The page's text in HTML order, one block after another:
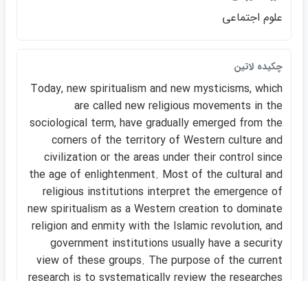
علوم اجتماعي
چكيده لاتين
Today, new spiritualism and new mysticisms, which
are called new religious movements in the
sociological term, have gradually emerged from the
corners of the territory of Western culture and
civilization or the areas under their control since
the age of enlightenment. Most of the cultural and
religious institutions interpret the emergence of
new spiritualism as a Western creation to dominate
religion and enmity with the Islamic revolution, and
government institutions usually have a security
view of these groups. The purpose of the current